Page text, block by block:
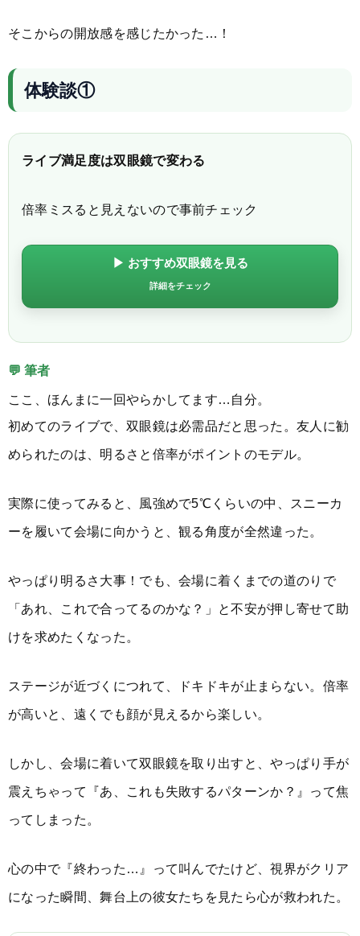
そこからの開放感を感じたかった…！
体験談①
ライブ満足度は双眼鏡で変わる
倍率ミスると見えないので事前チェック
▶ おすすめ双眼鏡を見る
詳細をチェック
💬 筆者
ここ、ほんまに一回やらかしてます…自分。
初めてのライブで、双眼鏡は必需品だと思った。友人に勧
められたのは、明るさと倍率がポイントのモデル。
実際に使ってみると、風強めで5℃くらいの中、スニーカ
ーを履いて会場に向かうと、観る角度が全然違った。
やっぱり明るさ大事！でも、会場に着くまでの道のりで
「あれ、これで合ってるのかな？」と不安が押し寄せて助
けを求めたくなった。
ステージが近づくにつれて、ドキドキが止まらない。倍率
が高いと、遠くでも顔が見えるから楽しい。
しかし、会場に着いて双眼鏡を取り出すと、やっぱり手が
震えちゃって『あ、これも失敗するパターンか？』って焦
ってしまった。
心の中で『終わった…』って叫んでたけど、視界がクリア
になった瞬間、舞台上の彼女たちを見たら心が救われた。